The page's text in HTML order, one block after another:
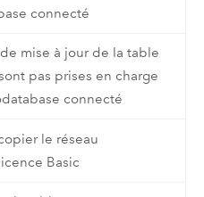
connecté
mise à jour de la table
pas prises en charge
connecté
le réseau
Basic